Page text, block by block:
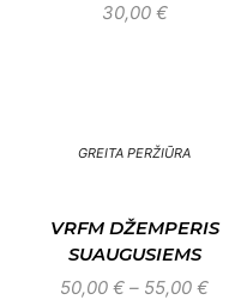
30,00 €
GREITA PERŽIŪRA
VRFM DŽEMPERIS
SUAUGUSIEMS
50,00 € – 55,00 €